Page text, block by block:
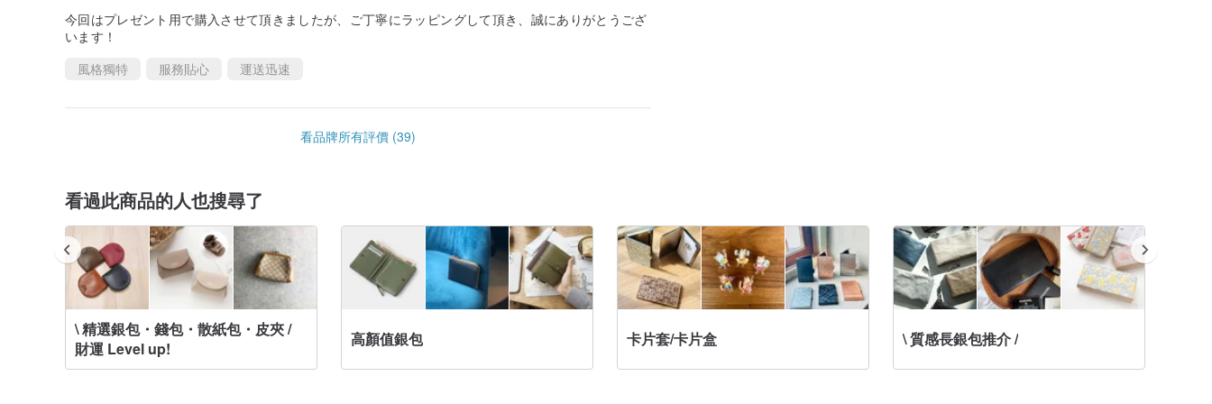
■告別卡片過多導致錢包鼓脹的「爆滿錢包」
錢包厚度僅17mm，卻能收納8至12張卡片。推薦給「無現金支付愛好者」、「長夾愛用者的第二個
錢包」。
今回はプレゼント用で購入させて頂きましたが、ご丁寧にラッピングして頂き、誠にありがとうござ
います！
風格獨特
服務貼心 運送迅速
看品牌所有評價 (39)
看過此商品的人也搜尋了
\ 精選銀包・錢包・散紙包・皮夾 /
財運 Level up!
高顏值銀包 卡片套/卡片盒 \ 質感長銀包推介 /